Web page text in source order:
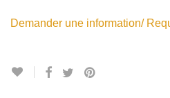
Demander une information/